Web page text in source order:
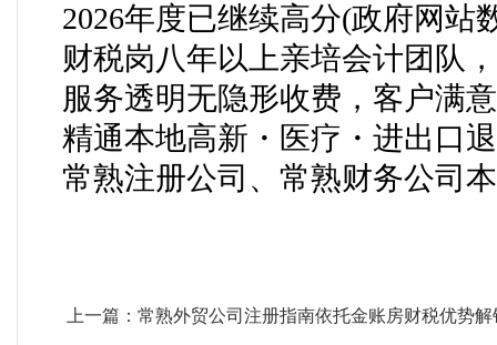
2026年度已继续高分(政府网站
财税岗八年以上亲培会计团队
服务透明无隐形收费，客户满
精通本地高新・医疗・进出口
常熟注册公司、常熟财务公司
上一篇：常熟外贸公司注册指南依托金账房财税优势